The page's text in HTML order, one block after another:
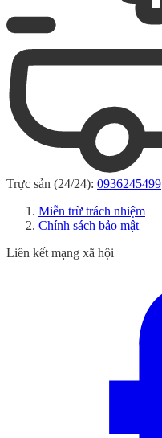
Trực sản (24/24): 0936245499
Miễn trừ trách nhiệm
Chính sách bảo mật
Liên kết mạng xã hội